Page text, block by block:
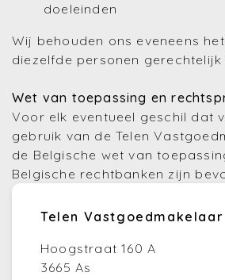
doeleinden
Wij behouden ons eveneens
diezelfde personen
Wet van toepassing en
Voor elk eventueel geschil dat
gebruik van de Telen
de Belgische wet van
Belgische rechtbanken zijn
Telen Vastgoedmakelaar
Hoogstraat 160 A
3665 As